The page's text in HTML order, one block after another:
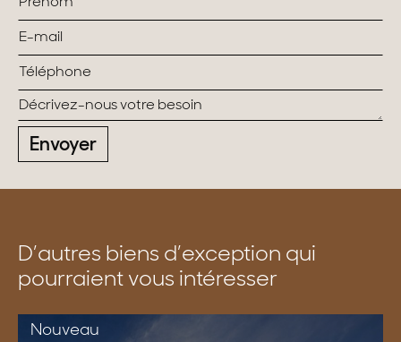
Envoyer
D’autres biens d’exception qui
pourraient vous intéresser
Nouveau